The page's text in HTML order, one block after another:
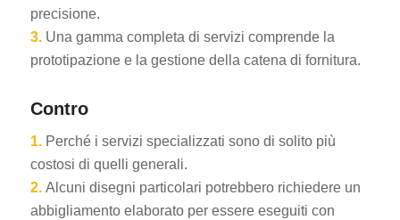
precisione.
3. Una gamma completa di servizi comprende la
prototipazione e la gestione della catena di fornitura.
Contro
1. Perché i servizi specializzati sono di solito più
costosi di quelli generali.
2. Alcuni disegni particolari potrebbero richiedere un
abbigliamento elaborato per essere eseguiti con